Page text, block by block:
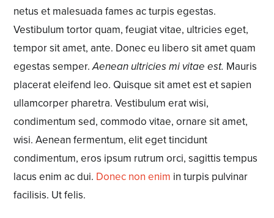
netus et malesuada fames ac turpis egestas.
Vestibulum tortor quam, feugiat vitae, ultricies eget,
tempor sit amet, ante. Donec eu libero sit amet quam
egestas semper.Aenean ultricies mi vitae est. Mauris
placerat eleifend leo. Quisque sit amet est et sapien
ullamcorper pharetra. Vestibulum erat wisi,
condimentum sed,commodo vitae, ornare sit amet,
wisi. Aenean fermentum, elit eget tincidunt
condimentum, eros ipsum rutrum orci, sagittis tempus
lacus enim ac dui. Donec non enim in turpis pulvinar
facilisis. Ut felis.